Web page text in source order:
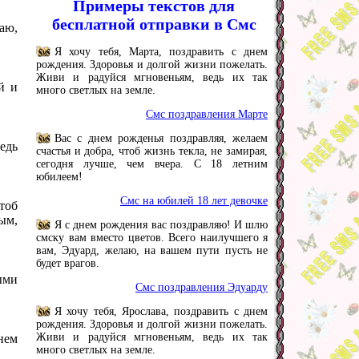
и
Примеры текстов для
бесплатной отправки в Смс
Я хочу тебя, Марта, поздравить с днем
рождения. Здоровья и долгой жизни пожелать.
Живи и радуйся мгновеньям, ведь их так
много светлых на земле.
Смс поздравления Марте
Вас с днем рожденья поздравляя, желаем
счастья и добра, чтоб жизнь текла, не замирая,
сегодня лучше, чем вчера. С 18 летним
юбилеем!
Смс на юбилей 18 лет девочке
Я с днем рождения вас поздравляю! И шлю
смску вам вместо цветов. Всего наилучшего я
вам, Эдуард, желаю, на вашем пути пусть не
будет врагов.
Смс поздравления Эдуарду
Я хочу тебя, Ярослава, поздравить с днем
рождения. Здоровья и долгой жизни пожелать.
Живи и радуйся мгновеньям, ведь их так
много светлых на земле.